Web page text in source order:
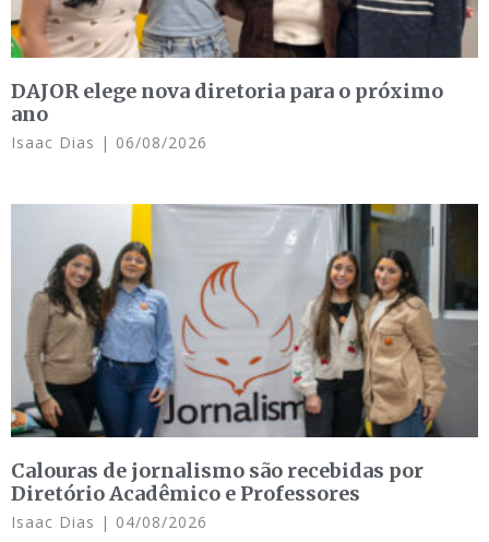
DAJOR elege nova diretoria para o próximo
ano
Isaac Dias 06/08/2026
Calouras de jornalismo são recebidas por
Diretório Acadêmico e Professores
Isaac Dias 04/08/2026